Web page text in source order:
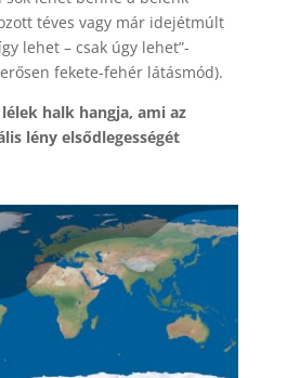
téves vagy már idejétmúlt
lehet – csak úgy lehet”-
fekete-fehér látásmód).
halk hangja, ami az
lény elsődlegességét